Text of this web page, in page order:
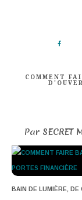
COMMENT
Par SECRET
BAIN DE LUMIÈRE,